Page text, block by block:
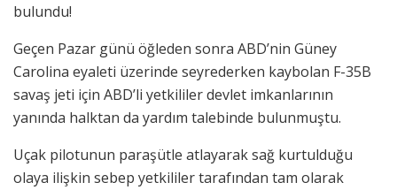
bulundu!
Geçen Pazar günü öğleden sonra ABD’nin Güney
Carolina eyaleti üzerinde seyrederken kaybolan F-35B
savaş jeti için ABD’li yetkililer devlet imkanlarının
yanında halktan da yardım talebinde bulunmuştu.
Uçak pilotunun paraşütle atlayarak sağ kurtulduğu
olaya ilişkin sebep yetkililer tarafından tam olarak